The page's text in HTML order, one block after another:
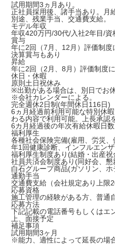
試用期間3ヵ月あり。
正社員採用後、諸手当あり。月
別途、残業手当、交通費支給。
モデル年収
年収420万円/30代/入社2年目/資
賞与
年に2回（7月、12月）評価制
決算賞与もあり
昇給
年に2回（2月、8月）評価制度
休日・休暇
原則土日祝休み
※出勤がある場合は、別日でお
※会社カレンダーによる。
完全週休2日制(年間休日116日)
6ヵ月経過前利用可能な特別休
わる内容で利用可能。上長承認
6カ月経過後の年次有給休暇日
福利厚生
各種社会保険完備(雇用、労災
年1回健康診断、インフルエン
福利厚生制度あり(結婚・出産祝
社員共済会制度あり(同好会、懇
白石グループ商品(ガソリン、
通勤手当
交通費支給（会社規定あり上限
応募資格
施工管理の経験がある方、普通
応募方法
下記記載の電話番号もしくはエ
上、面接予定
補足事項
試用期間3ヶ月
※能力、適性によって延長の場